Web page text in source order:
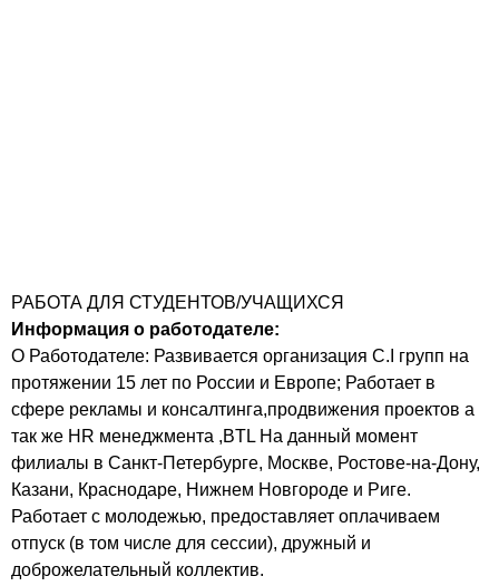
РАБОТА ДЛЯ СТУДЕНТОВ/УЧАЩИХСЯ
Информация о работодателе:
О Работодателе: Развивается организация C.I групп на
протяжении 15 лет по России и Европе; Работает в
сфере рекламы и консалтинга,продвижения проектов а
так же HR менеджмента ,BTL На данный момент
филиалы в Санкт-Петербурге, Москве, Ростове-на-Дону,
Казани, Краснодаре, Нижнем Новгороде и Риге.
Работает с молодежью, предоставляет оплачиваем
отпуск (в том числе для сессии), дружный и
доброжелательный коллектив.